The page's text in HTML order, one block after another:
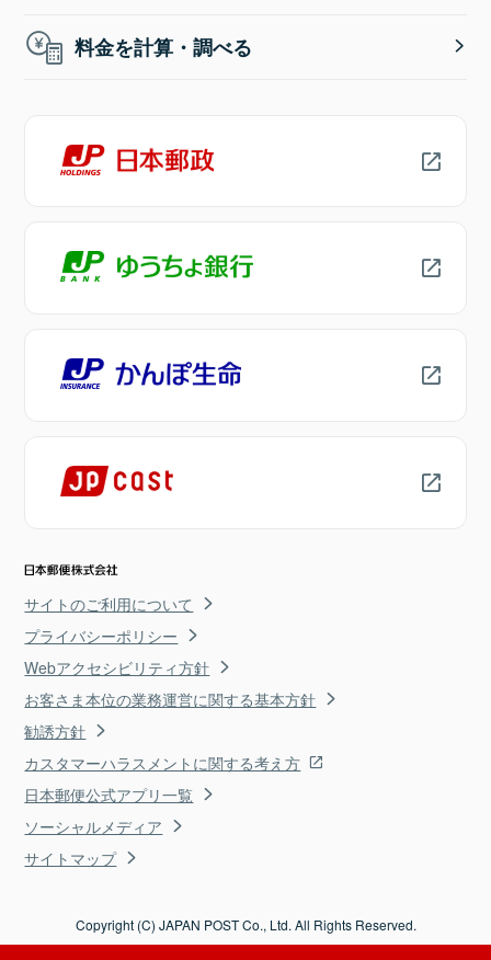
料金を計算・調べる
サイトのご利用について
プライバシーポリシー
Webアクセシビリティ方針
お客さま本位の業務運営に関する基本方針
勧誘方針
カスタマーハラスメントに関する考え方
日本郵便公式アプリ一覧
ソーシャルメディア
サイトマップ
Copyright (C) JAPAN POST Co., Ltd. All Rights Reserved.